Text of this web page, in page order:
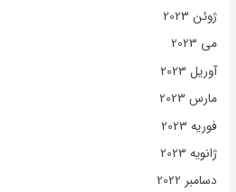
ژوئن 2023
می 2023
آوریل 2023
مارس 2023
فوریه 2023
ژانویه 2023
دسامبر 2022